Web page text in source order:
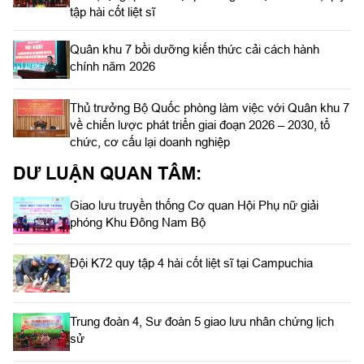
tập hài cốt liệt sĩ
Quân khu 7 bồi dưỡng kiến thức cải cách hành
chính năm 2026
Thủ trưởng Bộ Quốc phòng làm việc với Quân khu 7
về chiến lược phát triển giai đoạn 2026 – 2030, tổ
chức, cơ cấu lại doanh nghiệp
DƯ LUẬN QUAN TÂM:
Giao lưu truyền thống Cơ quan Hội Phụ nữ giải
phóng Khu Đông Nam Bộ
Đội K72 quy tập 4 hài cốt liệt sĩ tại Campuchia
Trung đoàn 4, Sư đoàn 5 giao lưu nhân chứng lịch
sử